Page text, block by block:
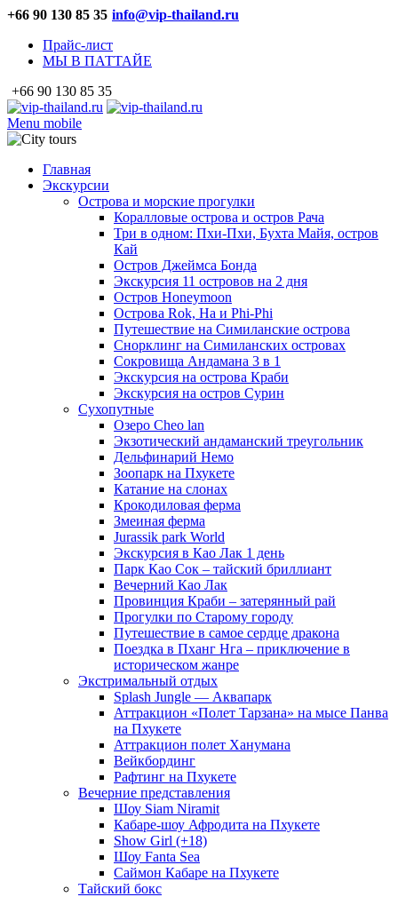
+66 90 130 85 35 info@vip-thailand.ru
Прайс-лист
МЫ В ПАТТАЙЕ
+66 90 130 85 35
Menu mobile
Главная
Экскурсии
Острова и морские прогулки
Коралловые острова и остров Рача
Три в одном: Пхи-Пхи, Бухта Майя, остров
Кай
Остров Джеймса Бонда
Экскурсия 11 островов на 2 дня
Остров Honeymoon
Острова Rok, Ha и Phi-Phi
Путешествие на Симиланские острова
Снорклинг на Симиланских островах
Сокровища Андамана 3 в 1
Экскурсия на острова Краби
Экскурсия на остров Сурин
Сухопутные
Озеро Cheo lan
Экзотический андаманский треугольник
Дельфинарий Немо
Зоопарк на Пхукете
Катание на слонах
Крокодиловая ферма
Змеиная ферма
Jurassik park World
Экскурсия в Као Лак 1 день
Парк Као Сок – тайский бриллиант
Вечерний Као Лак
Провинция Краби – затерянный рай
Прогулки по Старому городу
Путешествие в самое сердце дракона
Поездка в Пханг Нга – приключение в
историческом жанре
Экстримальный отдых
Splash Jungle — Аквапарк
Аттракцион «Полет Тарзана» на мысе Панва
на Пхукете
Аттракцион полет Ханумана
Вейкбординг
Рафтинг на Пхукете
Вечерние представления
Шоу Siam Niramit
Кабаре-шоу Афродита на Пхукете
Show Girl (+18)
Шоу Fanta Sea
Саймон Кабаре на Пхукете
Тайский бокс